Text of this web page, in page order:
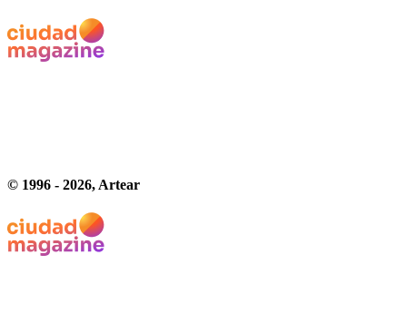
© 1996 - 2026, Artear